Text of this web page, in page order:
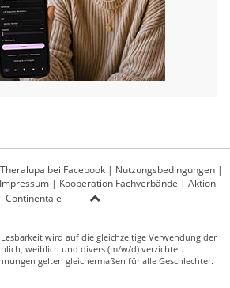
Theralupa bei Facebook | Nutzungsbedingungen |
Impressum| Kooperation Fachverbände | Aktion
Continentale
wird auf die gleichzeitige Verwendung der
weiblich und divers (m/w/d) verzichtet.
gelten gleichermaßen für alle Geschlechter.